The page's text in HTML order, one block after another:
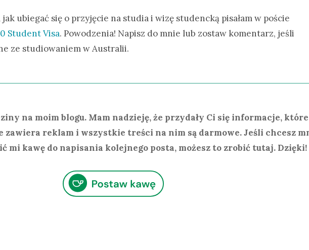
ubiegać się o przyjęcie na studia i wizę studencką pisałam w poście
Student Visa. Powodzenia! Napisz do mnie lub zostaw komentarz, jeśli
ze studiowaniem w Australii.
na moim blogu. Mam nadzieję, że przydały Ci się informacje,
zawiera reklam i wszystkie treści na nim są darmowe. Jeśli chcesz
mi kawę do napisania kolejnego posta, możesz to zrobić tutaj. Dzięki!